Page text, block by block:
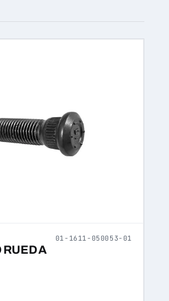
01-1611-050053-01
RUEDA